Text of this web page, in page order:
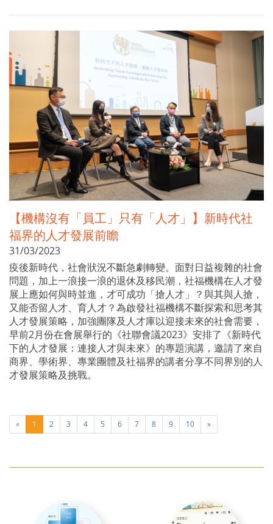
【機構沒有「員工」只有「人才」】新時代社
福界的人才發展前瞻
31/03/2023
疫後新時代，社會狀況不斷急劇轉變。面對日益複雜的社會
問題，加上一浪接一浪的退休及移民潮，社福機構在人才發
展上應如何與時並進，才可成功「搶人才」？與其與人搶，
又能否留人才、育人才？為啟發社福機構不斷探索和思考其
人才發展策略，加強團隊及人才庫以迎接未來的社會需要，
早前2月份在會展舉行的《社聯會議2023》安排了《新時代
下的人才發展：連接人才與未來》的專題演講，邀請了來自
商界、學術界、專業團體及社福界的講者分享不同界別的人
才發展策略及挑戰。
« 1 2 3 4 5 6 7 8 9 10 »